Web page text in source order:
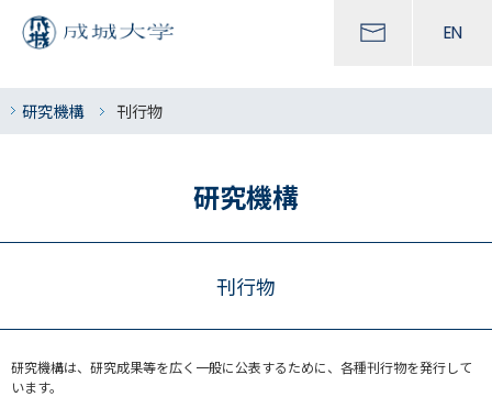
EN
研究機構 刊行物
研究機構
刊行物
研究機構は、研究成果等を広く一般に公表するために、各種刊行物を発行して
います。